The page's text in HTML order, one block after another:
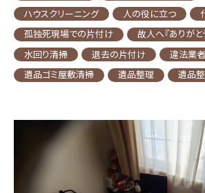
ハウスクリーニング
人の役に立つ
孤独死現場での片付け
故人へ『ありが
水回り清掃
退去の片付け
違法業
遺品ゴミ屋敷清掃
遺品整理 遺品